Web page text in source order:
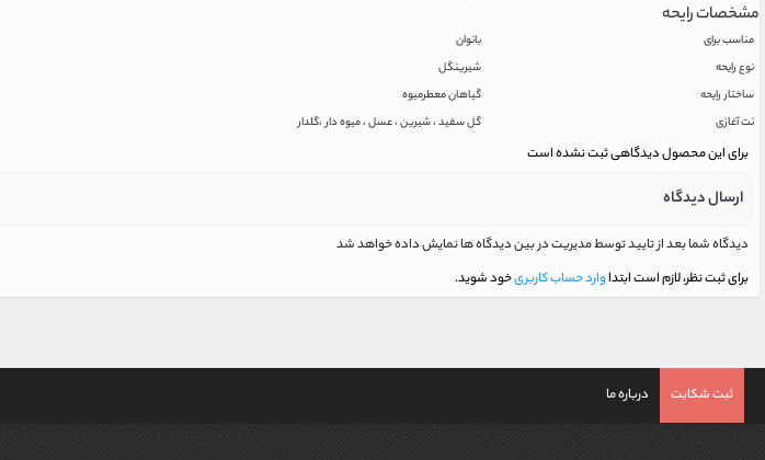
مشخصات رایحه
مناسب برای
بانوان
نوع رایحه
شیرینگل
ساختار رایحه
گیاهان معطرمیوه
نت آغازی
گل سفید ، شیرین ، عسل ، میوه دار ،گلدار
برای این محصول دیدگاهی ثبت نشده است
ارسال دیدگاه
دیدگاه شما بعد از تایید توسط مدیریت در بین دیدگاه ها نمایش داده خواهد شد
برای ثبت نظر، لازم است ابتداوارد حساب کاربریخود شوید.
ثبت شکایت درباره ما